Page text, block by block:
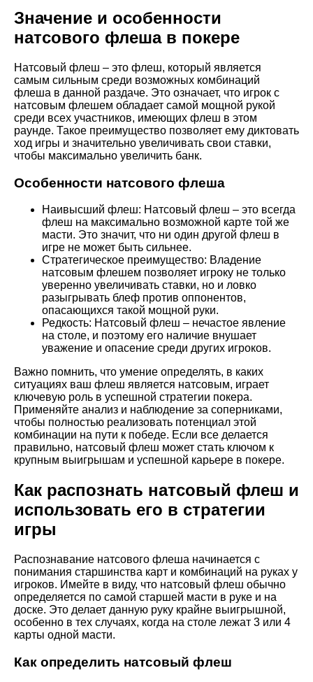
Значение и особенности
натсового флеша в покере
Натсовый флеш – это флеш, который является
самым сильным среди возможных комбинаций
флеша в данной раздаче. Это означает, что игрок с
натсовым флешем обладает самой мощной рукой
среди всех участников, имеющих флеш в этом
раунде. Такое преимущество позволяет ему диктовать
ход игры и значительно увеличивать свои ставки,
чтобы максимально увеличить банк.
Особенности натсового флеша
Наивысший флеш: Натсовый флеш – это всегда
флеш на максимально возможной карте той же
масти. Это значит, что ни один другой флеш в
игре не может быть сильнее.
Стратегическое преимущество: Владение
натсовым флешем позволяет игроку не только
уверенно увеличивать ставки, но и ловко
разыгрывать блеф против оппонентов,
опасающихся такой мощной руки.
Редкость: Натсовый флеш – нечастое явление
на столе, и поэтому его наличие внушает
уважение и опасение среди других игроков.
Важно помнить, что умение определять, в каких
ситуациях ваш флеш является натсовым, играет
ключевую роль в успешной стратегии покера.
Применяйте анализ и наблюдение за соперниками,
чтобы полностью реализовать потенциал этой
комбинации на пути к победе. Если все делается
правильно, натсовый флеш может стать ключом к
крупным выигрышам и успешной карьере в покере.
Как распознать натсовый флеш и
использовать его в стратегии
игры
Распознавание натсового флеша начинается с
понимания старшинства карт и комбинаций на руках у
игроков. Имейте в виду, что натсовый флеш обычно
определяется по самой старшей масти в руке и на
доске. Это делает данную руку крайне выигрышной,
особенно в тех случаях, когда на столе лежат 3 или 4
карты одной масти.
Как определить натсовый флеш